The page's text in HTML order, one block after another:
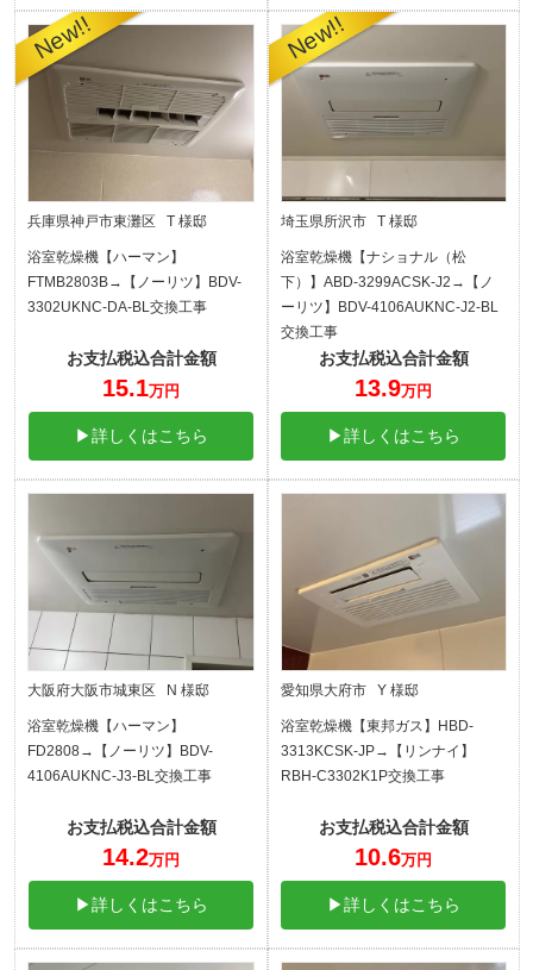
兵庫県神戸市東灘区 T 様邸
浴室乾燥機【ハーマン】
FTMB2803B→【ノーリツ】BDV-
3302UKNC-DA-BL交換工事
お支払税込合計金額
15.1万円
▶詳しくはこちら
埼玉県所沢市 T 様邸
浴室乾燥機【ナショナル（松
下）】ABD-3299ACSK-J2→【ノ
ーリツ】BDV-4106AUKNC-J2-BL
交換工事
お支払税込合計金額
13.9万円
▶詳しくはこちら
大阪府大阪市城東区 N 様邸
浴室乾燥機【ハーマン】
FD2808→【ノーリツ】BDV-
4106AUKNC-J3-BL交換工事
お支払税込合計金額
14.2万円
▶詳しくはこちら
愛知県大府市 Y 様邸
浴室乾燥機【東邦ガス】HBD-
3313KCSK-JP→【リンナイ】
RBH-C3302K1P交換工事
お支払税込合計金額
10.6万円
▶詳しくはこちら